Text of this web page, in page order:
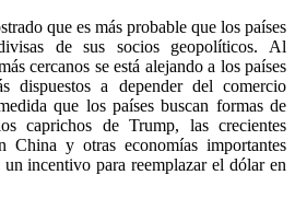
que es más probable que los países
de sus socios geopolíticos. Al
cercanos se está alejando a los países
dispuestos a depender del comercio
que los países buscan formas de
caprichos de Trump, las crecientes
China y otras economías importantes
incentivo para reemplazar el dólar en